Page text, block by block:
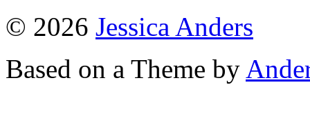
© 2026 Jessica Anders
Based on a Theme by